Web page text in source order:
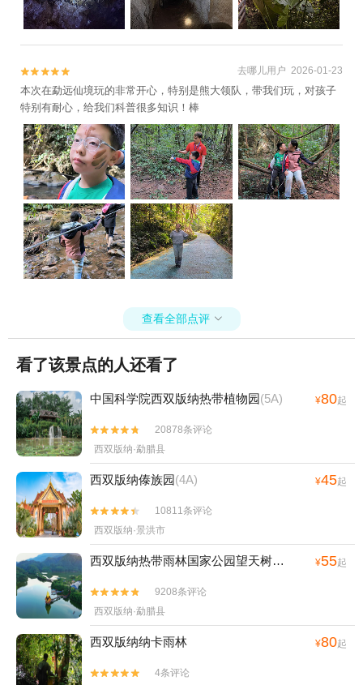

 去哪儿用户 2026-01-23
本次在勐远仙境玩的非常开心，特别是熊大领队，带我们玩，对孩子
特别有耐心，给我们科普很多知识！棒
查看全部点评 
看了该景点的人还看了
中国科学院西双版纳热带植物园(5A) ¥80起


20878条评论
西双版纳·勐腊县
西双版纳傣族园(4A) ¥45起


10811条评论
西双版纳·景洪市
西双版纳热带雨林国家公园望天树景区 (4A)¥55起


9208条评论
西双版纳·勐腊县
西双版纳纳卡雨林 ¥80起

 4条评论